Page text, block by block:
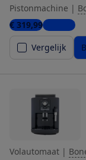
Pistonmachine |
€ 319,991 winkel
Vergelijk
Volautomaat |